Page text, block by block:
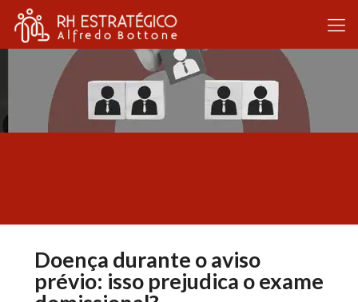
Doença durante o aviso
prévio: isso prejudica o exame